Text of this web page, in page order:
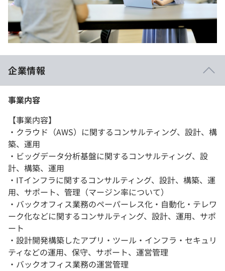
企業情報
事業内容
【事業内容】
・クラウド（AWS）に関するコンサルティング、設計、構
築、運用
・ビッグデータ分析基盤に関するコンサルティング、設
計、構築、運用
・ITインフラに関するコンサルティング、設計、構築、運
用、サポート、管理（マージン率について）
・バックオフィス業務のペーパーレス化・自動化・テレワ
ーク化などに関するコンサルティング、設計、運用、サポ
ート
・設計開発構築したアプリ・ツール・インフラ・セキュリ
ティなどの運用、保守、サポート、運営管理
・バックオフィス業務の運営管理